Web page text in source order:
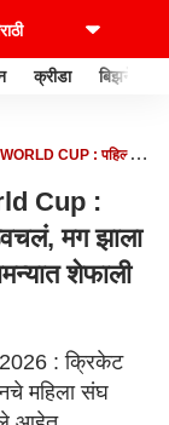
क्रीडा बिझनेस
CUP : पहिल्याच
Cup :
मग झाला
शेफाली
: क्रिकेट
महिला संघ